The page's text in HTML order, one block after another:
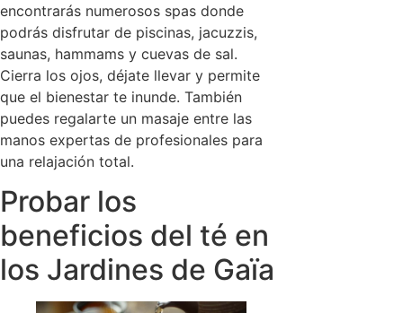
encontrarás numerosos spas donde
podrás disfrutar de piscinas, jacuzzis,
saunas, hammams y cuevas de sal.
Cierra los ojos, déjate llevar y permite
que el bienestar te inunde. También
puedes regalarte un masaje entre las
manos expertas de profesionales para
una relajación total.
Probar los
beneficios del té en
los Jardines de Gaïa